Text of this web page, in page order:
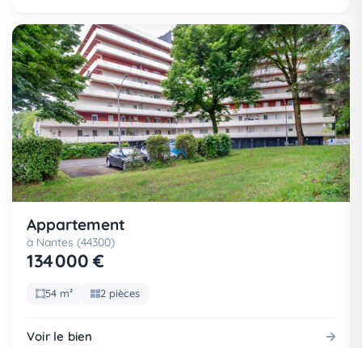
Appartement
à Nantes (44300)
134 000 €
54 m² 2 pièces
Voir le bien